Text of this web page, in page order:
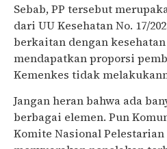
Sebab, PP tersebut
dari UU Kesehatan No. 17/
berkaitan dengan
mendapatkan proporsi
Kemenkes tidak
Jangan heran bahwa ada
berbagai elemen. Pun
Komite Nasional